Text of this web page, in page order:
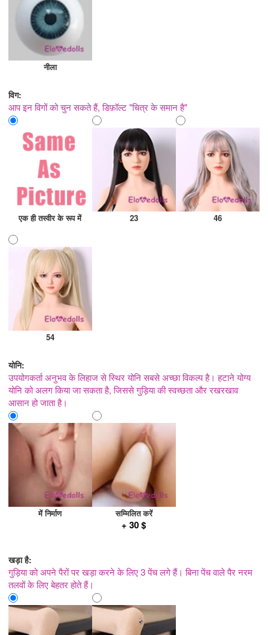
नीला
विग:
आप इन विगों को चुन सकते हैं, डिफ़ॉल्ट "चित्र के समान है"
एक ही तस्वीर के रूप में 23 46
54
योनि:
उपयोगकर्ता अनुभव के लिहाज से स्थिर योनि सबसे अच्छा विकल्प है। हटाने योग्य
योनि को अलग किया जा सकता है, जिससे गुड़िया की स्वच्छता और रखरखाव
आसान हो जाता है।
में निर्माण सम्मिलित करें
+ 30 $
खड़ा है:
गुड़िया को अपने पैरों पर खड़ा करने के लिए 3 पेंच लगे हैं। बिना पेंच वाले पैर नरम
तलवों के लिए बेहतर होते हैं।